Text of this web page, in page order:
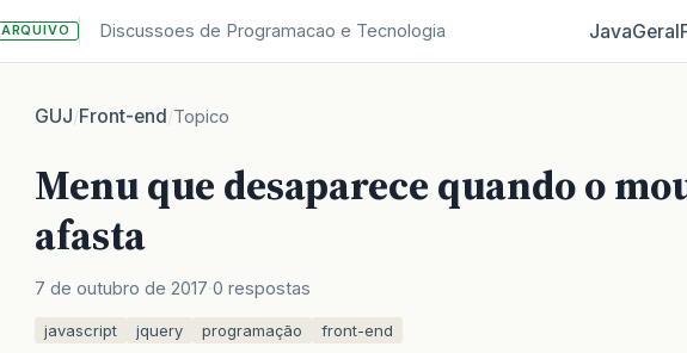
ARQUIVO Discussoes de Programacao e Tecnologia JavaGeral
GUJ/Front-end/Topico
Menu que desaparece quando o
afasta
7 de outubro de 2017 0 respostas
javascript jquery programação front-end